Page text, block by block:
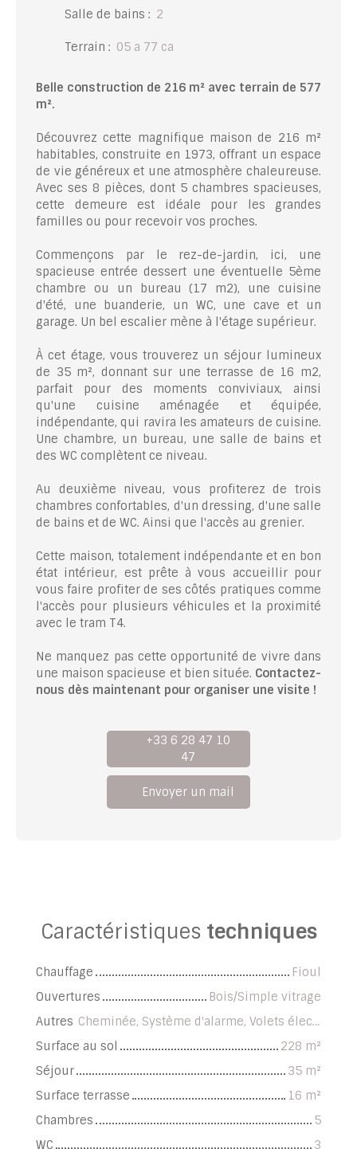
Salle de bains : 2
Terrain : 05 a 77 ca
Belle construction de 216 m² avec terrain de 577
m².
Découvrez cette magnifique maison de 216 m²
habitables, construite en 1973, offrant un espace
de vie généreux et une atmosphère chaleureuse.
Avec ses 8 pièces, dont 5 chambres spacieuses,
cette demeure est idéale pour les grandes
familles ou pour recevoir vos proches.
Commençons par le rez-de-jardin, ici, une
spacieuse entrée dessert une éventuelle 5ème
chambre ou un bureau (17 m2), une cuisine
d'été, une buanderie, un WC, une cave et un
garage. Un bel escalier mène à l'étage supérieur.
À cet étage, vous trouverez un séjour lumineux
de 35 m², donnant sur une terrasse de 16 m2,
parfait pour des moments conviviaux, ainsi
qu'une cuisine aménagée et équipée,
indépendante, qui ravira les amateurs de cuisine.
Une chambre, un bureau, une salle de bains et
des WC complètent ce niveau.
Au deuxième niveau, vous profiterez de trois
chambres confortables, d'un dressing, d'une salle
de bains et de WC. Ainsi que l'accès au grenier.
Cette maison, totalement indépendante et en bon
état intérieur, est prête à vous accueillir pour
vous faire profiter de ses côtés pratiques comme
l'accès pour plusieurs véhicules et la proximité
avec le tram T4.
Ne manquez pas cette opportunité de vivre dans
une maison spacieuse et bien située. Contactez-
nous dès maintenant pour organiser une visite !
+33 6 28 47 10
47
Envoyer un mail
Caractéristiques techniques
Chauffage
Fioul
Ouvertures
Bois/Simple vitrage
Autres
Cheminée, Système d'alarme, Volets électriques
Surface au sol
228 m²
Séjour
35 m²
Surface terrasse
16 m²
Chambres
5
WC
3